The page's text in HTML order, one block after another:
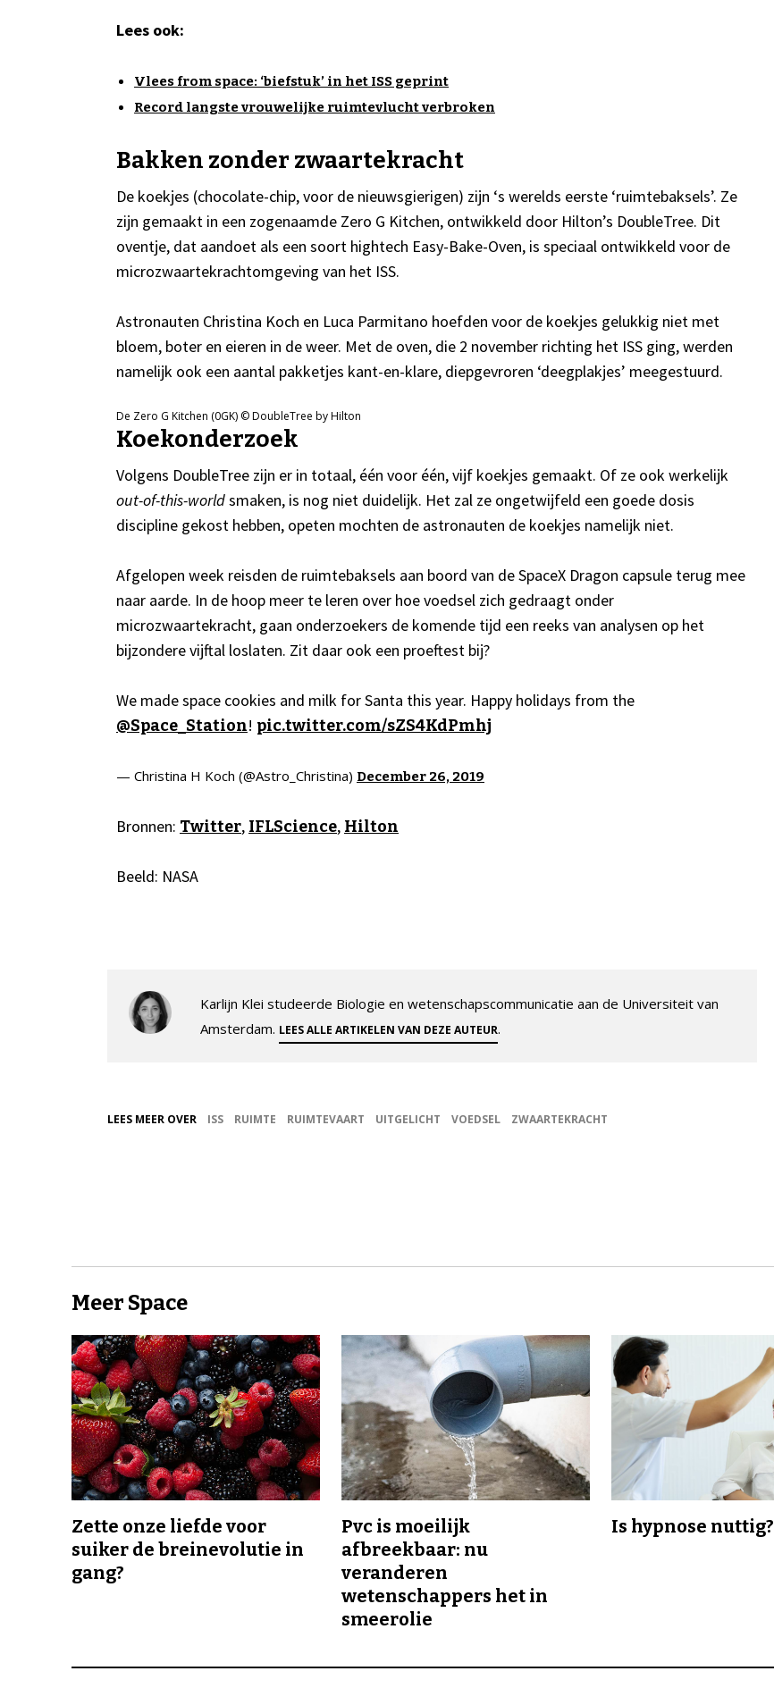
Lees ook:
Vlees from space: ‘biefstuk’ in het ISS geprint
Record langste vrouwelijke ruimtevlucht verbroken
Bakken zonder zwaartekracht
De koekjes (chocolate-chip, voor de nieuwsgierigen) zijn ‘s werelds eerste ‘ruimtebaksels’. Ze
zijn gemaakt in een zogenaamde Zero G Kitchen, ontwikkeld door Hilton’s DoubleTree. Dit
oventje, dat aandoet als een soort hightech Easy-Bake-Oven, is speciaal ontwikkeld voor de
microzwaartekrachtomgeving van het ISS.
Astronauten Christina Koch en Luca Parmitano hoefden voor de koekjes gelukkig niet met
bloem, boter en eieren in de weer. Met de oven, die 2 november richting het ISS ging, werden
namelijk ook een aantal pakketjes kant-en-klare, diepgevroren ‘deegplakjes’ meegestuurd.
De Zero G Kitchen (0GK) © DoubleTree by Hilton
Koekonderzoek
Volgens DoubleTree zijn er in totaal, één voor één, vijf koekjes gemaakt. Of ze ook werkelijk
out-of-this-worldsmaken, is nog niet duidelijk. Het zal ze ongetwijfeld een goede dosis
discipline gekost hebben, opeten mochten de astronauten de koekjes namelijk niet.
Afgelopen week reisden de ruimtebaksels aan boord van de SpaceX Dragon capsule terug mee
naar aarde. In de hoop meer te leren over hoe voedsel zich gedraagt onder
microzwaartekracht, gaan onderzoekers de komende tijd een reeks van analysen op het
bijzondere vijftal loslaten. Zit daar ook een proeftest bij?
We made space cookies and milk for Santa this year. Happy holidays from the
@Space_Station! pic.twitter.com/sZS4KdPmhj
— Christina H Koch (@Astro_Christina) December 26, 2019
Bronnen: Twitter, IFLScience, Hilton
Beeld: NASA
Karlijn Klei studeerde Biologie en wetenschapscommunicatie aan de Universiteit van
Amsterdam. LEES ALLE ARTIKELEN VAN DEZE AUTEUR.
LEES MEER OVER ISS RUIMTE RUIMTEVAART UITGELICHT VOEDSEL ZWAARTEKRACHT
Meer Space
Zette onze liefde voor
suiker de breinevolutie in
gang?
Pvc is moeilijk
afbreekbaar: nu
veranderen
wetenschappers het in
smeerolie
Is hypnose nuttig?